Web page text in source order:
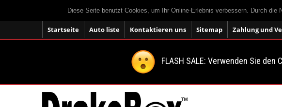
Diese Seite benutzt Cookies, um Ihr Online-Erlebnis verbessern. Durch
Startseite Auto liste Kontaktieren uns Sitemap Zahlung und
FLASH SALE: Verwenden Sie den